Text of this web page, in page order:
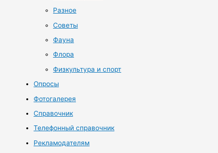
Разное
Советы
Фауна
Флора
Физкультура и спорт
Опросы
Фотогалерея
Справочник
Телефонный справочник
Рекламодателям